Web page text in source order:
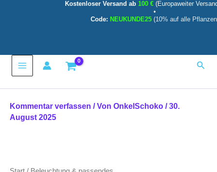
Kostenloser Versand ab 100 € (Europaweiter
•
Code: NEUKUNDE25 (10% auf alle
Main
Kommentar verfassen / Von OnkelSchoko /30.
August 2025